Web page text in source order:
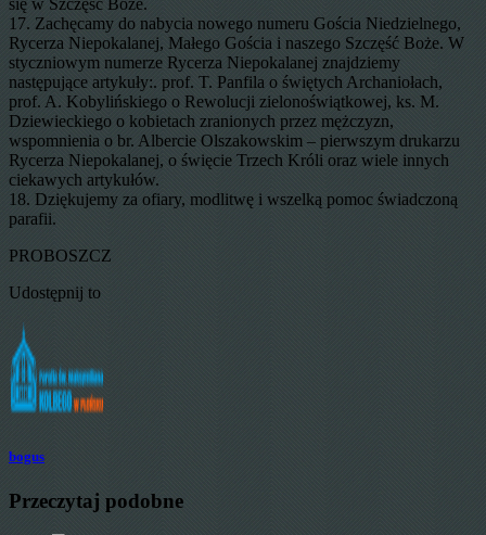
17. Zachęcamy do nabycia nowego numeru Gościa Niedzielnego,
Rycerza Niepokalanej, Małego Gościa i naszego Szczęść Boże. W
styczniowym numerze Rycerza Niepokalanej znajdziemy
następujące artykuły:. prof. T. Panfila o świętych Archaniołach,
prof. A. Kobylińskiego o Rewolucji zielonoświątkowej, ks. M.
Dziewieckiego o kobietach zranionych przez mężczyzn,
wspomnienia o br. Albercie Olszakowskim – pierwszym drukarzu
Rycerza Niepokalanej, o święcie Trzech Króli oraz wiele innych
ciekawych artykułów.
18. Dziękujemy za ofiary, modlitwę i wszelką pomoc świadczoną
parafii.
PROBOSZCZ
Udostępnij to
bogus
Przeczytaj podobne